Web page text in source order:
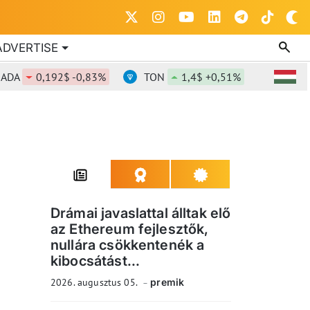
0,192$ -0,83% TON 1,4$ +0,51% DOT
Drámai javaslattal álltak elő
az Ethereum fejlesztők,
nullára csökkentenék a
kibocsátást...
2026. augusztus 05. premik